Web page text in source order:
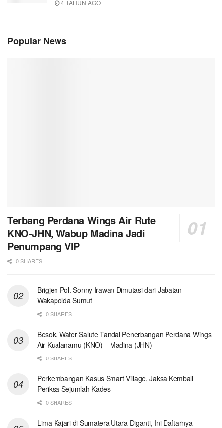
4 TAHUN AGO
Popular News
Terbang Perdana Wings Air Rute
KNO-JHN, Wabup Madina Jadi
Penumpang VIP
0 SHARES
Brigjen Pol. Sonny Irawan Dimutasi dari Jabatan
Wakapolda Sumut
0 SHARES
Besok, Water Salute Tandai Penerbangan Perdana Wings
Air Kualanamu (KNO) – Madina (JHN)
0 SHARES
Perkembangan Kasus Smart Village, Jaksa Kembali
Periksa Sejumlah Kades
0 SHARES
Lima Kajari di Sumatera Utara Diganti, Ini Daftarnya